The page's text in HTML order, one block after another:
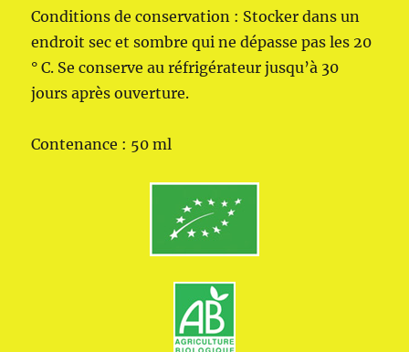
Conditions de conservation : Stocker dans un
endroit sec et sombre qui ne dépasse pas les 20
° C. Se conserve au réfrigérateur jusqu’à 30
jours après ouverture.
Contenance : 50 ml